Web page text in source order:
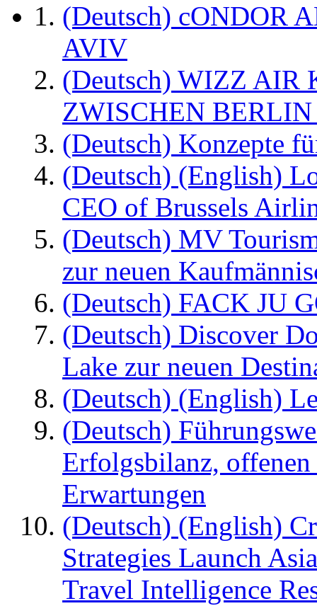
(Deutsch) cONDOR
AVIV
(Deutsch) WIZZ AIR
ZWISCHEN
(Deutsch) Konzepte
(Deutsch) (English)
CEO of Brussels
(Deutsch) MV
zur neuen
(Deutsch) FACK JU
(Deutsch) Discover
Lake zur neuen
(Deutsch) (English)
(Deutsch)
Erfolgsbilanz,
Erwartungen
(Deutsch) (English)
Strategies Launch
Travel Intelligence